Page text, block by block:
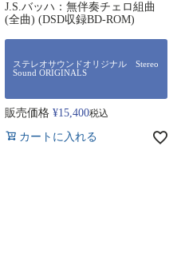
J.S.バッハ：無伴奏チェロ組曲
(全曲) (DSD収録BD-ROM)
ステレオサウンドオリジナル Stereo
Sound ORIGINALS
販売価格 ¥15,400税込
カートに入れる